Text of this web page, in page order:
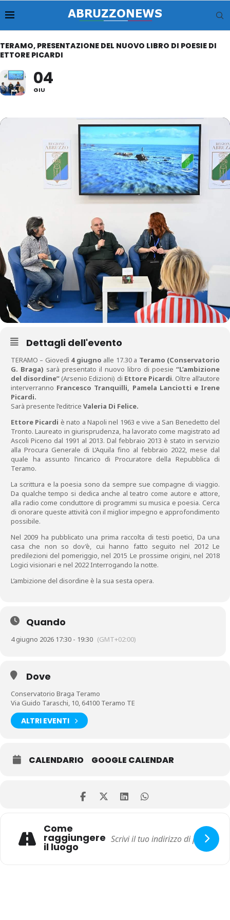
TERAMO, PRESENTAZIONE DEL NUOVO LIBRO DI POESIE DI
ETTORE PICARDI
04
GIU
Dettagli dell'evento
TERAMO – Giovedì 4 giugno alle 17.30 a Teramo (Conservatorio
G. Braga) sarà presentato il nuovo libro di poesie “L’ambizione
del disordine” (Arsenio Edizioni) di Ettore Picardi. Oltre all’autore
interverranno Francesco Tranquilli, Pamela Lanciotti e Irene
Picardi.
Sarà presente l’editrice Valeria Di Felice.
Ettore Picardi è nato a Napoli nel 1963 e vive a San Benedetto del
Tronto. Laureato in giurisprudenza, ha lavorato come magistrato ad
Ascoli Piceno dal 1991 al 2013. Dal febbraio 2013 è stato in servizio
alla Procura Generale di L’Aquila fino al febbraio 2022, mese dal
quale ha assunto l’incarico di Procuratore della Repubblica di
Teramo.
La scrittura e la poesia sono da sempre sue compagne di viaggio.
Da qualche tempo si dedica anche al teatro come autore e attore,
alla radio come conduttore di programmi su musica e poesia. Cerca
di onorare queste attività con il miglior impegno e approfondimento
possibile.
Nel 2009 ha pubblicato una prima raccolta di testi poetici, Da una
casa che non so dov’è, cui hanno fatto seguito nel 2012 Le
predilezioni del pomeriggio, nel 2015 Le prossime origini, nel 2018
Logici visionari e nel 2022 Interrogando la notte.
L’ambizione del disordine è la sua sesta opera.
Quando
4 giugno 2026 17:30 - 19:30 (GMT+02:00)
Dove
Conservatorio Braga Teramo
Via Guido Taraschi, 10, 64100 Teramo TE
ALTRI EVENTI
CALENDARIO GOOGLE CALENDAR
Come
raggiungere
il luogo